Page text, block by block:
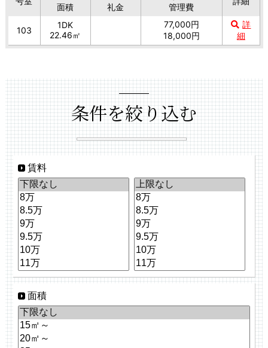
面積
礼金
管理費
103
1DK
22.46㎡
77,000円
18,000円
詳
細
条件を絞り込む
賃料
面積